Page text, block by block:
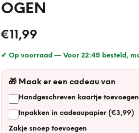
OGEN
€11,99
✔ Op voorraad — Voor 22:45 besteld,
🎁 Maak er een cadeau van
Handgeschreven kaartje
Inpakken in cadeaupapier (€3,99)
Zakje snoep toevoegen